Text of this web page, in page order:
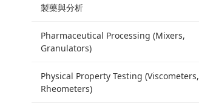
製藥與分析
Pharmaceutical Processing (Mixers,
Granulators)
Physical Property Testing (Viscometers,
Rheometers)